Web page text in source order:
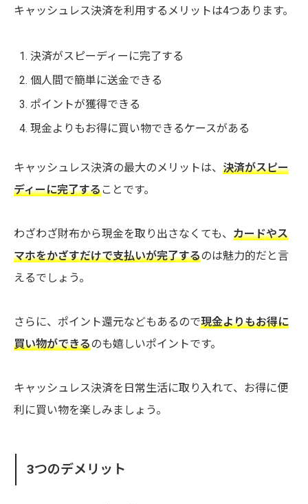
キャッシュレス決済を利用するメリットは4つあります。
決済がスピーディーに完了する
個人間で簡単に送金できる
ポイントが獲得できる
現金よりもお得に買い物できるケースがある
キャッシュレス決済の最大のメリットは、 決済がスピー
ディーに完了することです。
わざわざ財布から現金を取り出さなくても、 カードやス
マホをかざすだけで支払いが完了するのは魅力的だと言
えるでしょう。
さらに、ポイント還元などもあるので現金よりもお得に
買い物ができるのも嬉しいポイントです。
キャッシュレス決済を日常生活に取り入れて、お得に便
利に買い物を楽しみましょう。
3つのデメリット